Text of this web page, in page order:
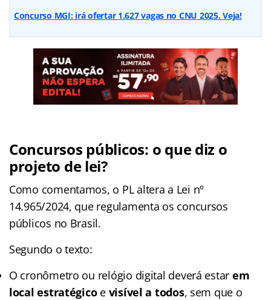
Concurso MGI: irá ofertar 1.627 vagas no CNU 2025. Veja!
Concursos públicos: o que diz o
projeto de lei?
Como comentamos, o PL altera a Lei nº
14.965/2024, que regulamenta os concursos
públicos no Brasil.
Segundo o texto:
O cronômetro ou relógio digital deverá estar em
local estratégicoe visível a todos, sem que o